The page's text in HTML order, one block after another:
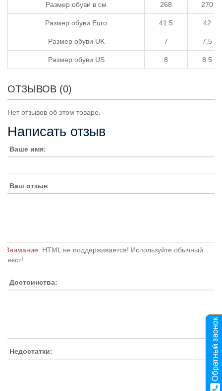
Размер обуви в см 268 270
Размер обуви Euro 41.5 42
Размер обуви UK 7 7.5
Размер обуви US 8 8.5
ОТЗЫВОВ (0)
Нет отзывов об этом товаре.
Написать отзыв
Ваше имя:
Ваш отзыв
Внимание: HTML не поддерживается! Используйте обычный
текст!
Достоинства:
Недостатки: